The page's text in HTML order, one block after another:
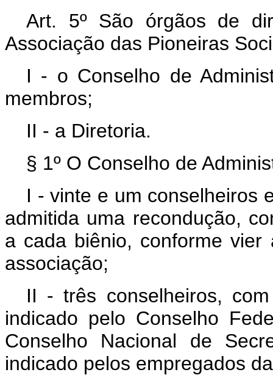
Art. 5º São órgãos de
Associação das Pioneiras
I - o Conselho de
membros;
II - a Diretoria.
§ 1º O Conselho de
I - vinte e um conselheiros
admitida uma recondução,
a cada biênio, conforme
associação;
II - três conselheiros,
indicado pelo Conselho
Conselho Nacional de
indicado pelos empregados